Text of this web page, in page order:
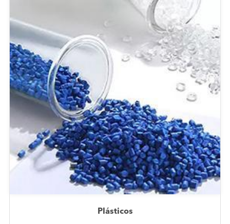
Plásticos